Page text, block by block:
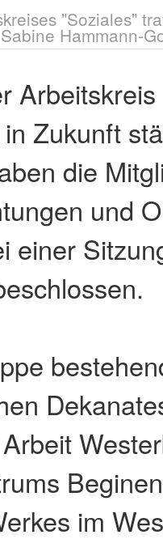
"Soziales"
Hammann-
Zukunft
die
und
einer
im